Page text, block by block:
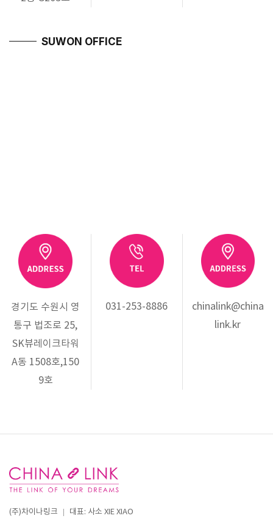
SUWON OFFICE
경기도 수원시 영
통구 법조로 25,
SK뷰레이크타워
A동 1508호,150
9호
031-253-8886
chinalink@china
link.kr
(주)차이나링크
대표: 사소 XIE XIAO